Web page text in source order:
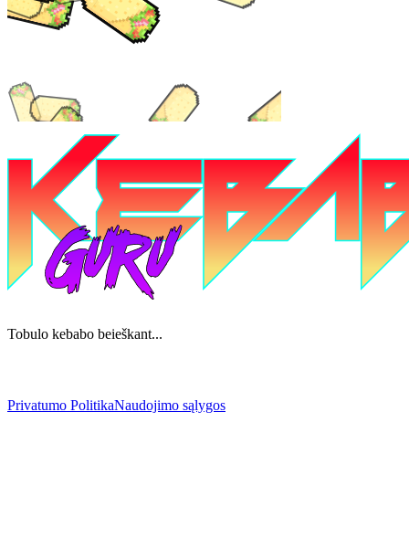
Tobulo kebabo beieškant...
Privatumo PolitikaNaudojimo sąlygos